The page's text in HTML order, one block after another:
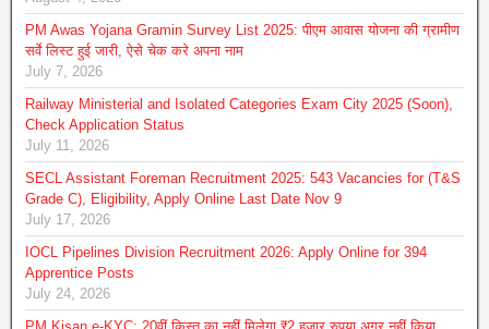
PM Awas Yojana Gramin Survey List 2025: पीएम आवास योजना की ग्रामीण
सर्वे लिस्ट हुई जारी, ऐसे चेक करे अपना नाम
July 7, 2026
Railway Ministerial and Isolated Categories Exam City 2025 (Soon),
Check Application Status
July 11, 2026
SECL Assistant Foreman Recruitment 2025: 543 Vacancies for (T&S
Grade C), Eligibility, Apply Online Last Date Nov 9
July 17, 2026
IOCL Pipelines Division Recruitment 2026: Apply Online for 394
Apprentice Posts
July 24, 2026